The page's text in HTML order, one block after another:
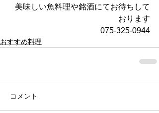
美味しい魚料理や銘酒にてお待ちして
おります
075-325-0944
おすすめ料理
コメント